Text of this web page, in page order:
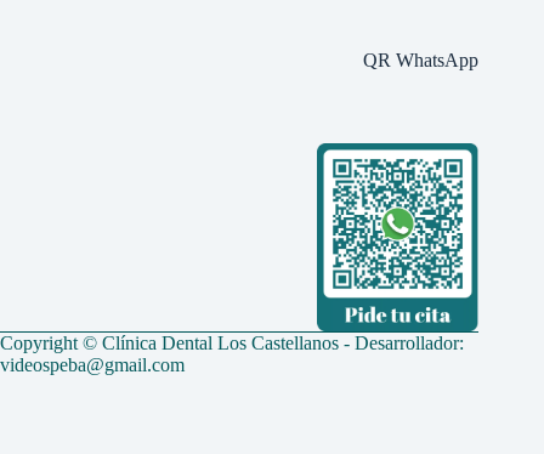
QR WhatsApp
Copyright © Clínica Dental Los Castellanos - Desarrollador:
videospeba@gmail.com